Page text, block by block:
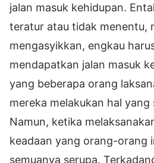
jalan masuk kehidupan.
teratur atau tidak menentu,
mengasyikkan, engkau
mendapatkan jalan masuk
yang beberapa orang
mereka melakukan hal yang
Namun, ketika
keadaan yang orang-orang
semuanya serupa.